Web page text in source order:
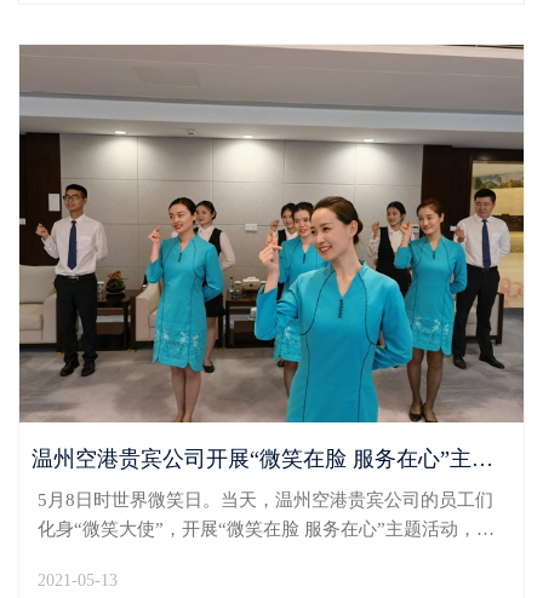
温州空港贵宾公司开展“微笑在脸 服务在心”主题活动
5月8日时世界微笑日。当天，温州空港贵宾公司的员工们
化身“微笑大使”，开展“微笑在脸 服务在心”主题活动，传
机楼头等1号、2号休息室和C7贵宾服务接待柜台前面广告
2021-05-13